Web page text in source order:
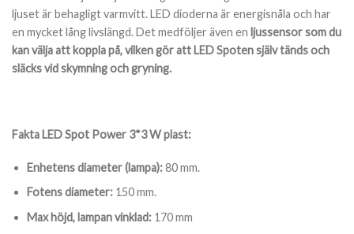
ljuset är behagligt varmvitt. LED dioderna är energisnåla och har
en mycket lång livslängd. Det medföljer även en ljussensor som du
kan välja att koppla på, vilken gör att LED Spoten själv tänds och
släcks vid skymning och gryning.
Fakta LED Spot Power 3*3 W plast:
Enhetens diameter (lampa):80 mm.
Fotens diameter:150 mm.
Max höjd, lampan vinklad:170 mm